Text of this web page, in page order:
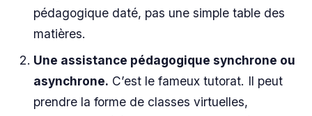
pédagogique daté, pas une simple table des
matières.
Une assistance pédagogique synchrone ou
asynchrone. C’est le fameux tutorat. Il peut
prendre la forme de classes virtuelles,